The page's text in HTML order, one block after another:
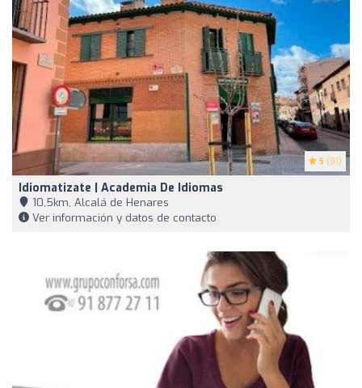
5 (91)
Idiomatizate | Academia De Idiomas
10,5km, Alcalá de Henares
Ver información y datos de contacto